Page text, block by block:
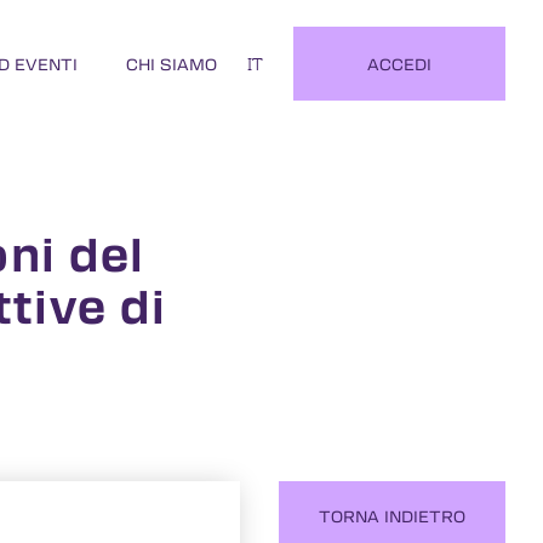
EVENTI CHI SIAMO IT ACCEDI
del
di
TORNA INDIETRO